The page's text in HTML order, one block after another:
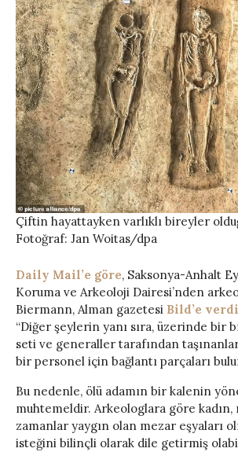
Çiftin hayattayken varlıklı bireyler
Fotoğraf: Jan Woitas/dpa
Daily Mail’e göre, Saksonya-Anhalt
Koruma ve Arkeoloji Dairesi’nden
Biermann, Alman gazetesi Bild’e
“Diğer şeylerin yanı sıra, üzerinde bir
seti ve generaller tarafından
bir personel için bağlantı parçaları
Bu nedenle, ölü adamın bir kalenin
muhtemeldir. Arkeologlara göre
zamanlar yaygın olan mezar eşyaları
isteğini bilinçli olarak dile getirmiş